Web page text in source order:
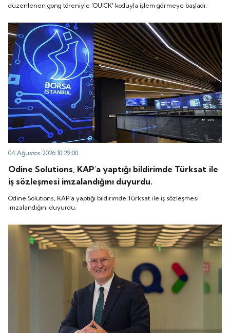
düzenlenen gong töreniyle 'QUICK' koduyla işlem görmeye başladı.
04 Ağustos 2026 10:29:00
Odine Solutions, KAP'a yaptığı bildirimde Türksat ile
iş sözleşmesi imzalandığını duyurdu.
Odine Solutions, KAP'a yaptığı bildirimde Türksat ile iş sözleşmesi
imzalandığını duyurdu.